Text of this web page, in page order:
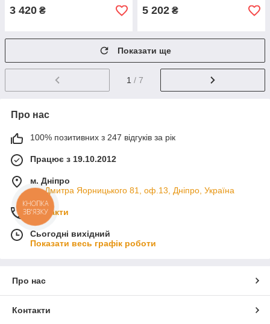
3 420 ₴ 5 202 ₴
Показати ще
1 / 7
Про нас
100% позитивних з 247 відгуків за рік
Працює з 19.10.2012
м. Дніпро
пр. Дмитра Яорницького 81, оф.13, Дніпро, Україна
Контакти
Сьогодні вихідний
Показати весь графік роботи
Про нас
Контакти
КНОПКА
ЗВ'ЯЗКУ